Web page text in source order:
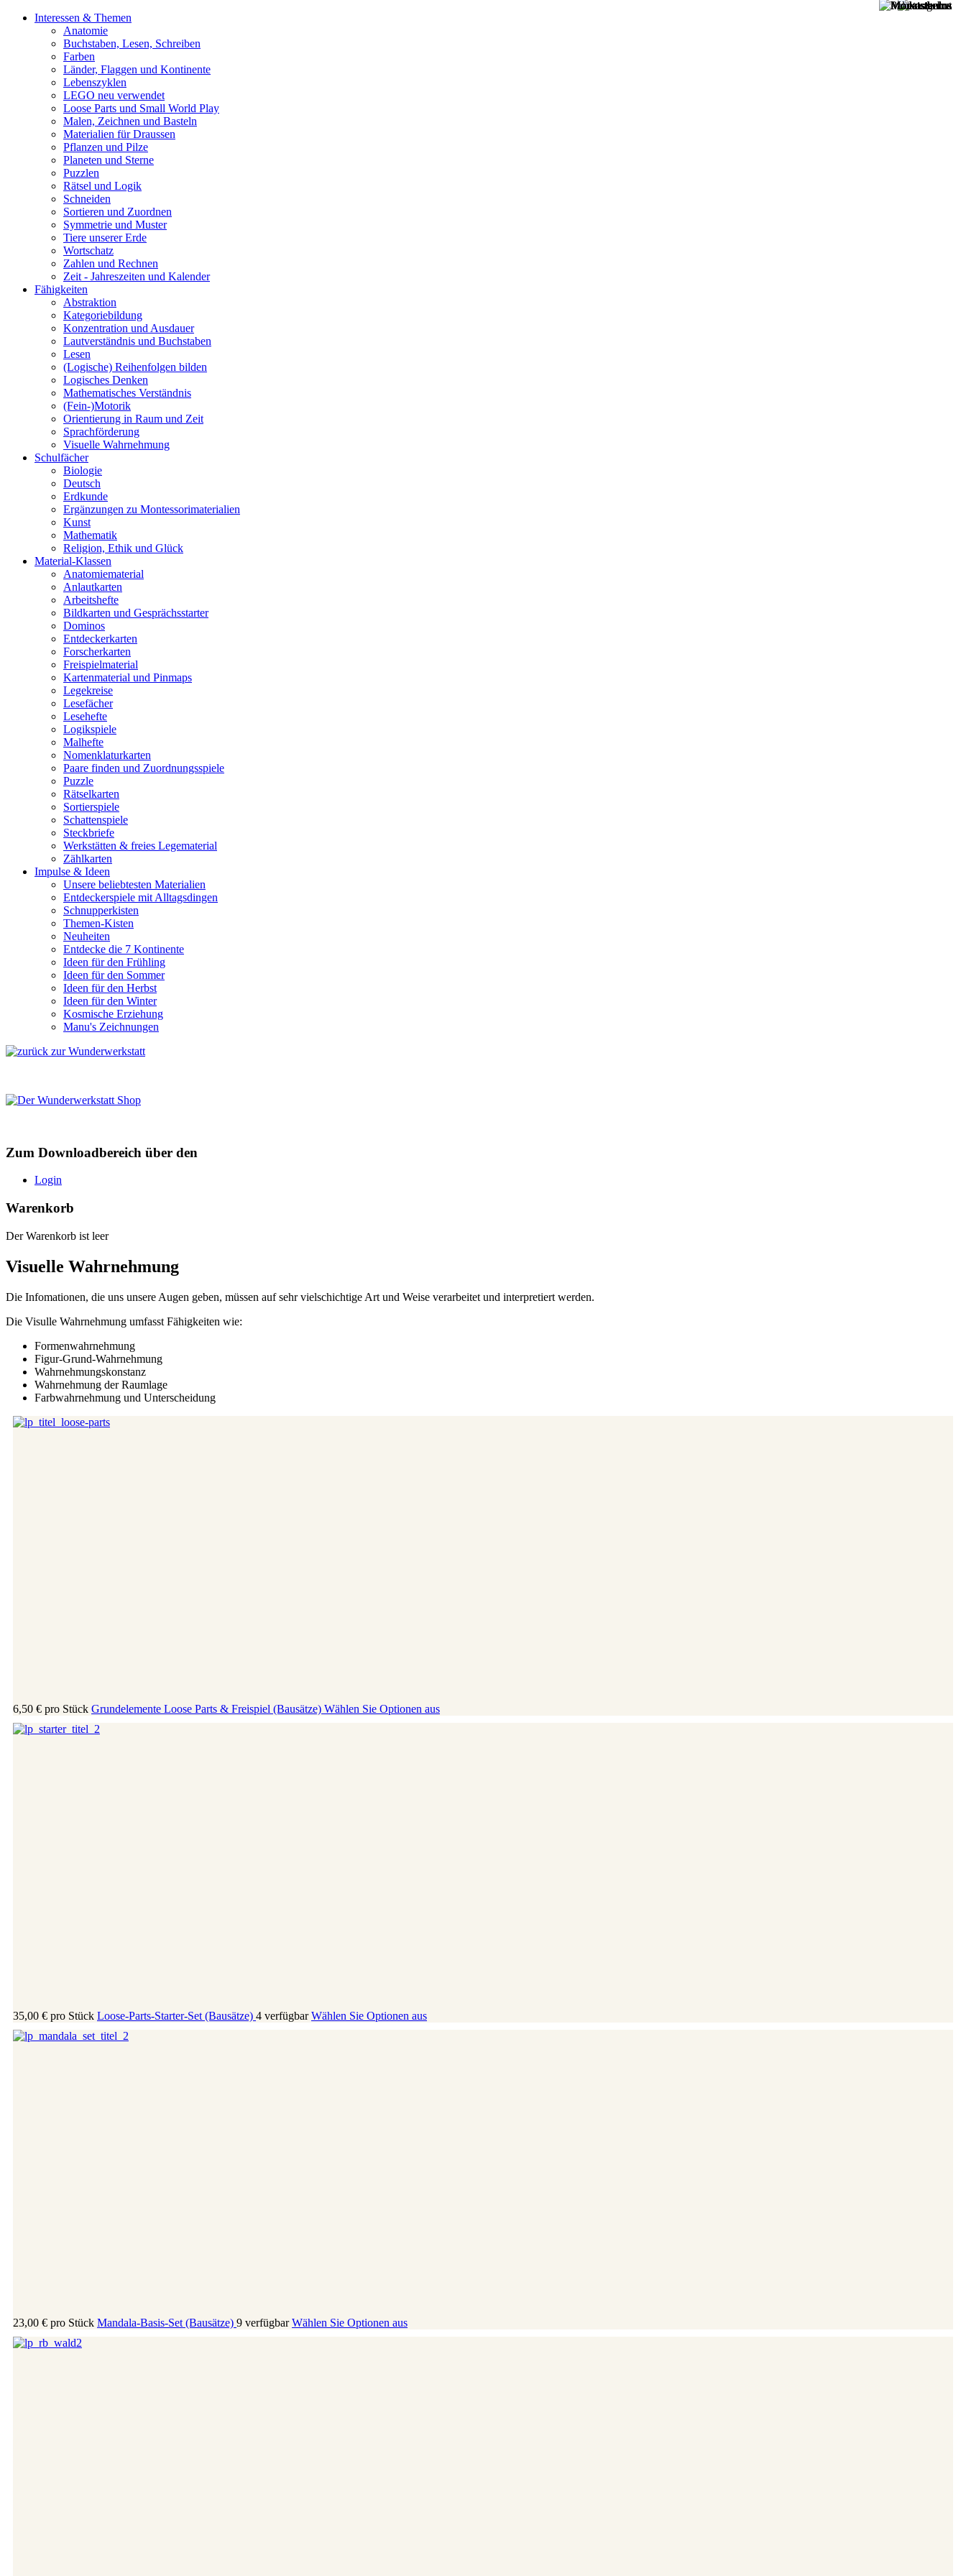
Interessen & Themen
Anatomie
Buchstaben, Lesen, Schreiben
Farben
Länder, Flaggen und Kontinente
Lebenszyklen
LEGO neu verwendet
Loose Parts und Small World Play
Malen, Zeichnen und Basteln
Materialien für Draussen
Pflanzen und Pilze
Planeten und Sterne
Puzzlen
Rätsel und Logik
Schneiden
Sortieren und Zuordnen
Symmetrie und Muster
Tiere unserer Erde
Wortschatz
Zahlen und Rechnen
Zeit - Jahreszeiten und Kalender
Fähigkeiten
Abstraktion
Kategoriebildung
Konzentration und Ausdauer
Lautverständnis und Buchstaben
Lesen
(Logische) Reihenfolgen bilden
Logisches Denken
Mathematisches Verständnis
(Fein-)Motorik
Orientierung in Raum und Zeit
Sprachförderung
Visuelle Wahrnehmung
Schulfächer
Biologie
Deutsch
Erdkunde
Ergänzungen zu Montessorimaterialien
Kunst
Mathematik
Religion, Ethik und Glück
Material-Klassen
Anatomiematerial
Anlautkarten
Arbeitshefte
Bildkarten und Gesprächsstarter
Dominos
Entdeckerkarten
Forscherkarten
Freispielmaterial
Kartenmaterial und Pinmaps
Legekreise
Lesefächer
Lesehefte
Logikspiele
Malhefte
Nomenklaturkarten
Paare finden und Zuordnungsspiele
Puzzle
Rätselkarten
Sortierspiele
Schattenspiele
Steckbriefe
Werkstätten & freies Legematerial
Zählkarten
Impulse & Ideen
Unsere beliebtesten Materialien
Entdeckerspiele mit Alltagsdingen
Schnupperkisten
Themen-Kisten
Neuheiten
Entdecke die 7 Kontinente
Ideen für den Frühling
Ideen für den Sommer
Ideen für den Herbst
Ideen für den Winter
Kosmische Erziehung
Manu's Zeichnungen
Zum Downloadbereich über den
Login
Warenkorb
Der Warenkorb ist leer
Visuelle Wahrnehmung
Die Infomationen, die uns unsere Augen geben, müssen auf sehr vielschichtige Art und Weise verarbeitet und interpretiert werden.
Die Visulle Wahrnehmung umfasst Fähigkeiten wie:
Formenwahrnehmung
Figur-Grund-Wahrnehmung
Wahrnehmungskonstanz
Wahrnehmung der Raumlage
Farbwahrnehmung und Unterscheidung
6,50 € pro Stück Grundelemente Loose Parts & Freispiel (Bausätze) Wählen Sie Optionen aus
35,00 € pro Stück Loose-Parts-Starter-Set (Bausätze) 4 verfügbar Wählen Sie Optionen aus
23,00 € pro Stück Mandala-Basis-Set (Bausätze) 9 verfügbar Wählen Sie Optionen aus